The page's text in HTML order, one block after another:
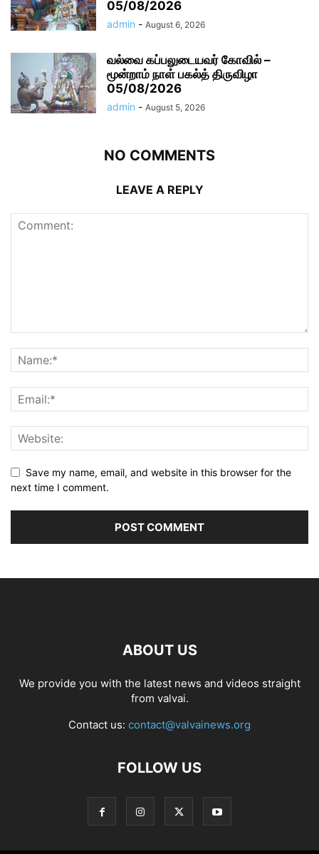
05/08/2026
admin - August 6, 2026
வல்வை கப்பலுடையவர் கோவில் –
மூன்றாம் நாள் பகல்த் திருவிழா
05/08/2026
admin - August 5, 2026
NO COMMENTS
LEAVE A REPLY
Save my name, email, and website in this browser for the
next time I comment.
ABOUT US
We provide you with the latest news and videos straight
from valvai.
Contact us: contact@valvainews.org
FOLLOW US